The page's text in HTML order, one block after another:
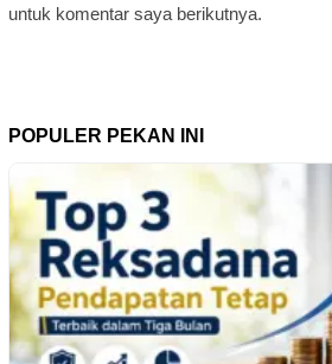
untuk komentar saya berikutnya.
POPULER PEKAN INI